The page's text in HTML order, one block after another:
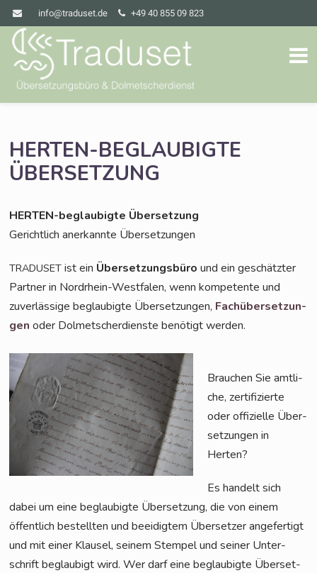
info@traduset.de +49 40 855 09 823
HERTEN-BEGLAUBIGTE
ÜBERSETZUNG
HER­TEN-beglau­big­te Übersetzung
Gericht­lich aner­kann­te Übersetzungen
TRADUSET ist ein Über­set­zungs­bü­round ein geschätz­ter
Part­ner in Nord­rhein-West­fa­len, wenn kom­pe­ten­te und
zuver­läs­si­ge beglau­big­te Über­set­zun­gen, Fach­über­set­zun­
gen oder Dol­met­scher­diens­te benö­tigt werden.
Brau­chen Sie amt­li­
che, zer­ti­fi­zier­te
oder offi­zi­el­le Über­
set­zun­gen in
Herten?
Es han­delt sich
dabei um eine beglau­big­te Über­set­zung, die von einem
öffent­lich bestell­ten und beei­dig­tem Über­set­zer ange­fer­tigt
und mit einer Klau­sel, sei­nem Stem­pel und sei­ner Unter­
schrift beglau­bigt wird. Wer darf eine beglau­big­te Über­set­